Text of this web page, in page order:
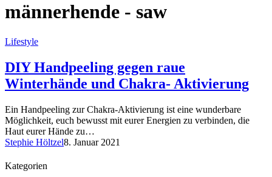
männerhende - saw
Lifestyle
DIY Handpeeling gegen raue
Winterhände und Chakra- Aktivierung
Ein Handpeeling zur Chakra-Aktivierung ist eine wunderbare
Möglichkeit, euch bewusst mit eurer Energien zu verbinden, die
Haut eurer Hände zu…
Stephie Höltzel8. Januar 2021
Kategorien